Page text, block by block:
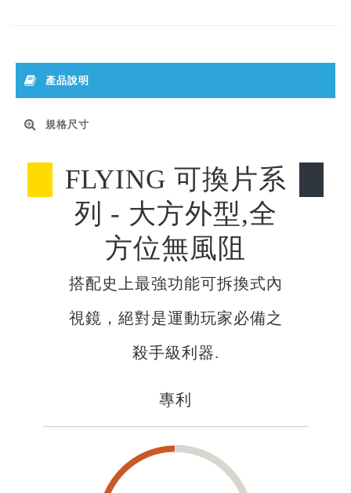
產品說明
規格尺寸
FLYING 可換片系
列 - 大方外型,全
方位無風阻
搭配史上最強功能可拆換式內
視鏡，絕對是運動玩家必備之
殺手級利器.
專利